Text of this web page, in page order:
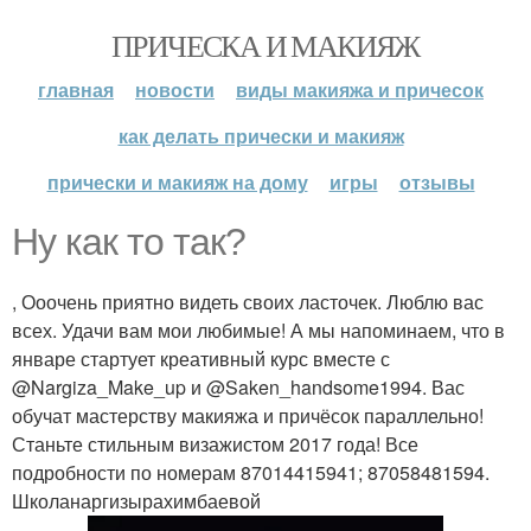
ПРИЧЕСКА И МАКИЯЖ
главная новости
виды макияжа и причесок
как делать прически и макияж
прически и макияж на дому
игры отзывы
Ну как то так?
, Ооочень приятно видеть своих ласточек. Люблю вас
всех. Удачи вам мои любимые! А мы напоминаем, что в
январе стартует креативный курс вместе с
@Nargiza_Make_up и @Saken_handsome1994. Вас
обучат мастерству макияжа и причёсок параллельно!
Станьте стильным визажистом 2017 года! Все
подробности по номерам 87014415941; 87058481594.
Школанаргизырахимбаевой